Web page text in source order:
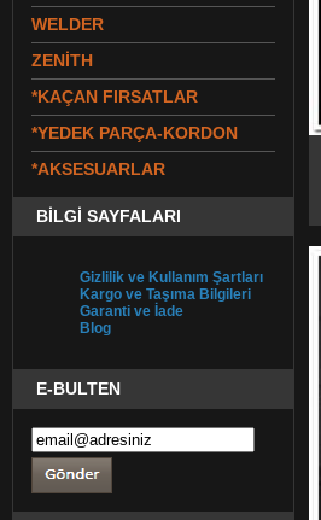
WELDER
ZENİTH
*KAÇAN FIRSATLAR
*YEDEK PARÇA-KORDON
*AKSESUARLAR
BİLGİ SAYFALARI
Gizlilik ve Kullanım Şartları
Kargo ve Taşıma Bilgileri
Garanti ve İade
Blog
E-BULTEN